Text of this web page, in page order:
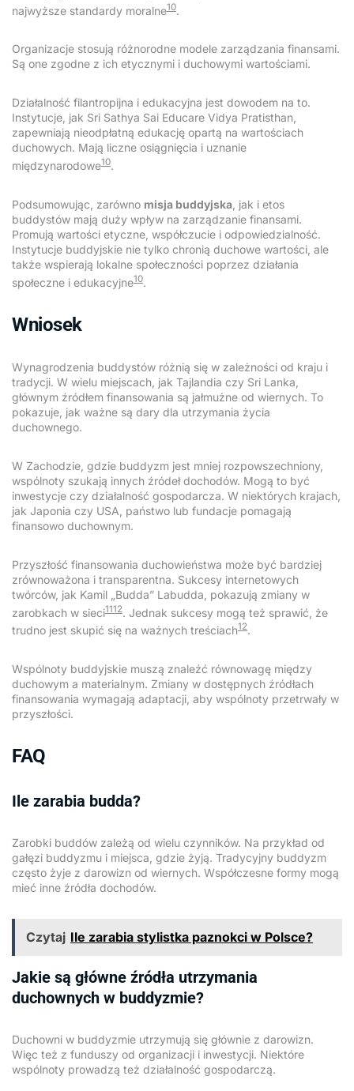
najwyższe standardy moralne10
Organizacje stosują różnorodne modele zarządzania finansami.
Są one zgodne z ich etycznymi i duchowymi wartościami.
Działalność filantropijna i edukacyjna jest dowodem na to.
Instytucje, jak Sri Sathya Sai Educare Vidya Pratisthan,
zapewniają nieodpłatną edukację opartą na wartościach
duchowych. Mają liczne osiągnięcia i uznanie
międzynarodowe10.
Podsumowując, zarówno misja buddyjska , jak i etos
buddystów mają duży wpływ na zarządzanie finansami.
Promują wartości etyczne, współczucie i odpowiedzialność.
Instytucje buddyjskie nie tylko chronią duchowe wartości, ale
także wspierają lokalne społeczności poprzez działania
społeczne i edukacyjne10.
Wniosek
Wynagrodzenia buddystów różnią się w zależności od kraju i
tradycji. W wielu miejscach, jak Tajlandia czy Sri Lanka,
głównym źródłem finansowania są jałmużne od wiernych. To
pokazuje, jak ważne są dary dla utrzymania życia
duchownego.
W Zachodzie, gdzie buddyzm jest mniej rozpowszechniony,
wspólnoty szukają innych źródeł dochodów. Mogą to być
inwestycje czy działalność gospodarcza. W niektórych krajach,
jak Japonia czy USA, państwo lub fundacje pomagają
finansowo duchownym.
Przyszłość finansowania duchowieństwa może być bardziej
zrównoważona i transparentna. Sukcesy internetowych
twórców, jak Kamil „Budda” Labudda, pokazują zmiany w
zarobkach w sieci1112
. Jednak sukcesy mogą też sprawić, że
trudno jest skupić się na ważnych treściach12.
Wspólnoty buddyjskie muszą znaleźć równowagę między
duchowym a materialnym. Zmiany w dostępnych źródłach
finansowania wymagają adaptacji, aby wspólnoty przetrwały w
przyszłości.
FAQ
Ile zarabia budda?
Zarobki buddów zależą od wielu czynników. Na przykład od
gałęzi buddyzmu i miejsca, gdzie żyją. Tradycyjny buddyzm
często żyje z darowizn od wiernych. Współczesne formy mogą
mieć inne źródła dochodów.
Czytaj Ile zarabia stylistka paznokci w Polsce?
Jakie są główne źródła utrzymania
duchownych w buddyzmie?
Duchowni w buddyzmie utrzymują się głównie z darowizn.
Więc też z funduszy od organizacji i inwestycji. Niektóre
wspólnoty prowadzą też działalność gospodarczą.